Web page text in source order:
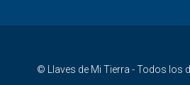
© Llaves de Mi Tierra - Todos los